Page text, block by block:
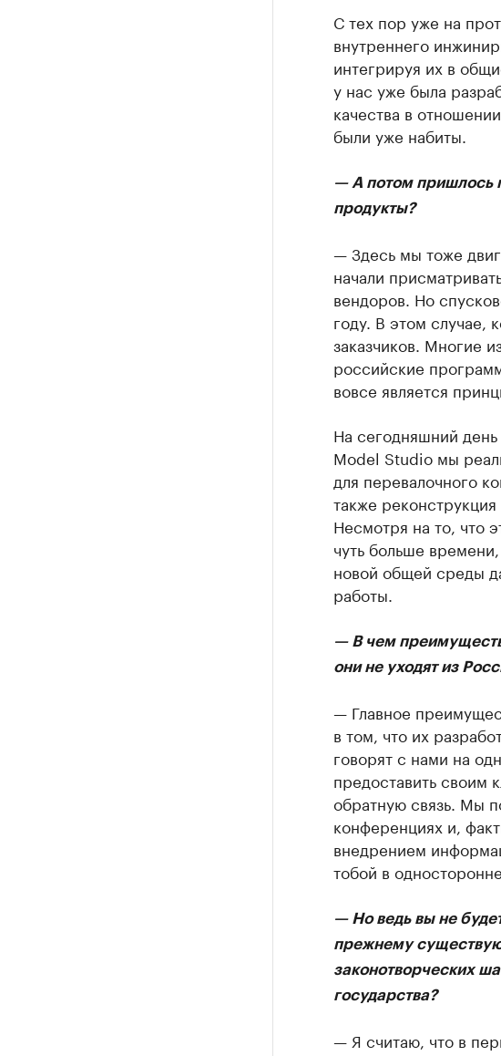
С тех пор уже на
внутреннего
интегрируя их в
у нас уже была
качества в
были уже набиты.
— А потом пришлось
продукты?
— Здесь мы тоже
начали
вендоров. Но
году. В этом случае,
заказчиков. Многие
российские
вовсе является
На сегодняшний
Model Studio мы
для перевалочного
также реконструкция
Несмотря на то, что
чуть больше
новой общей среды
работы.
— В чем
они не уходят из
— Главное
в том, что их
говорят с нами на
предоставить своим
обратную связь. Мы
конференциях и,
внедрением
тобой в
— Но ведь вы не
прежнему
законотворческих
государства?
— Я считаю, что в